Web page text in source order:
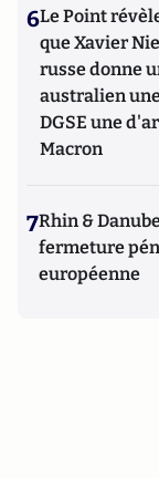
6Le Point
que Xavier
russe donne
australien
DGSE une
Macron
7Rhin &
fermeture
européenne